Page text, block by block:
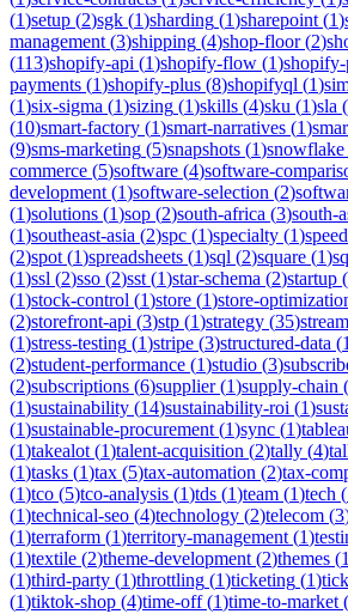
(1)setup (2)sgk (1)sharding (1)sharepoint (1)
management (3)shipping (4)shop-floor(2)
(113)shopify-api (1)shopify-flow (1)shopify-
payments (1)shopify-plus (8)shopifyql (1)
(1)six-sigma (1)sizing (1)skills (4)sku (1)sla (
(10)smart-factory (1)smart-narratives (1)
(9)sms-marketing (5)snapshots (1)snowflake
commerce (5)software (4)software-
development (1)software-selection (2)
(1)solutions (1)sop (2)south-africa (3)south-
(1)southeast-asia (2)spc (1)specialty (1)speed
(2)spot (1)spreadsheets (1)sql (2)square (1)
(1)ssl (2)sso (2)sst (1)star-schema (2)startup (
(1)stock-control (1)store (1)store-
(2)storefront-api (3)stp (1)strategy (35)
(1)stress-testing (1)stripe (3)structured-data (1
(2)student-performance (1)studio (3)
(2)subscriptions (6)supplier(1)supply-chain (
(1)sustainability (14)sustainability-roi (1)
(1)sustainable-procurement (1)sync (1)
(1)takealot (1)talent-acquisition (2)tally (4)
(1)tasks (1)tax (5)tax-automation (2)tax-
(1)tco (5)tco-analysis (1)tds (1)team (1)tech (
(1)technical-seo (4)technology (2)telecom (3
(1)terraform (1)territory-management (1)
(1)textile (2)theme-development (2)themes (1
(1)third-party (1)throttling (1)ticketing (1)
(1)tiktok-shop (4)time-off(1)time-to-market (